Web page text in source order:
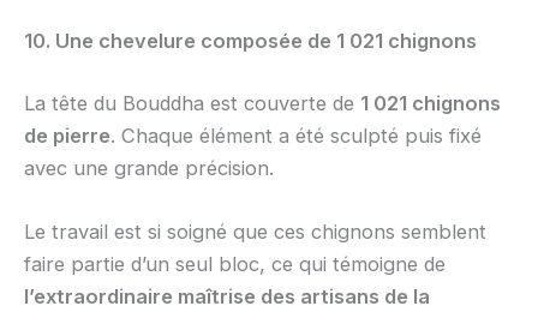
10. Une chevelure composée de 1 021 chignons
La tête du Bouddha est couverte de 1 021 chignons
de pierre. Chaque élément a été sculpté puis fixé
avec une grande précision.
Le travail est si soigné que ces chignons semblent
faire partie d’un seul bloc, ce qui témoigne de
l’extraordinaire maîtrise des artisans de la